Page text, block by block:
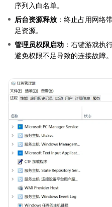
序列入白名单。
后台资源释放 ：终止占用网络
足资源。
管理员权限启动 ：右键游戏执
避免权限不足导致的连接故障。